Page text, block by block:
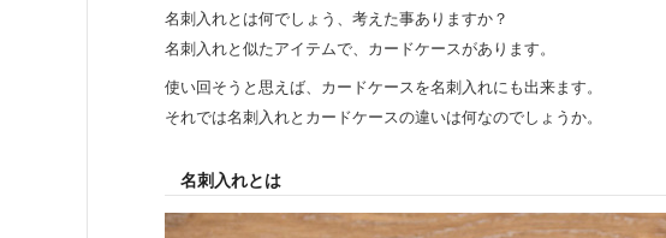
名刺入れとは何でしょう、考えた事ありますか？
名刺入れと似たアイテムで、カードケースがあります。
使い回そうと思えば、カードケースを名刺入れにも出来ます。
それでは名刺入れとカードケースの違いは何なのでしょうか。
名刺入れとは